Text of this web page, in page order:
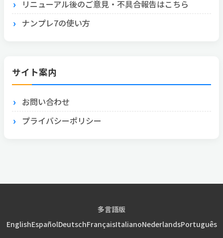
リニューアル後のご意見・不具合報告はこちら
ナンプレ7の使い方
サイト案内
お問い合わせ
プライバシーポリシー
多言語版
EnglishEspañolDeutschFrançaisItalianoNederlandsPortuguês